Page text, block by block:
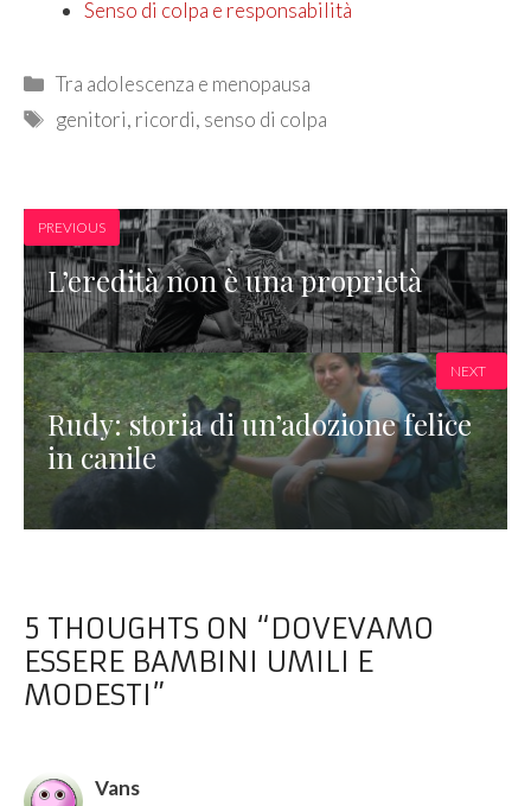
Senso di colpa e responsabilità
Categories
Tra adolescenza e menopausa
Tags
genitori, ricordi, senso di colpa
PREVIOUS
L’eredità non è una proprietà
Rudy: storia di un’adozione felice
in canile
NEXT
5 THOUGHTS ON “DOVEVAMO
ESSERE BAMBINI UMILI E
MODESTI”
Vans